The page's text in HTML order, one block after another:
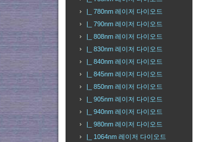
|_ 780nm 레이저 다이오드
|_ 790nm 레이저 다이오드
|_ 808nm 레이저 다이오드
|_ 830nm 레이저 다이오드
|_ 840nm 레이저 다이오드
|_ 845nm 레이저 다이오드
|_ 850nm 레이저 다이오드
|_ 905nm 레이저 다이오드
|_ 940nm 레이저 다이오드
|_ 980nm 레이저 다이오드
|_ 1064nm 레이저 다이오드